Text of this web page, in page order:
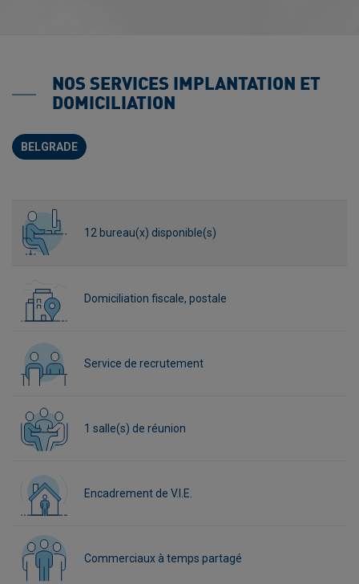
NOS SERVICES IMPLANTATION ET
DOMICILIATION
BELGRADE
12 bureau(x) disponible(s)
Domiciliation fiscale, postale
Service de recrutement
1 salle(s) de réunion
Encadrement de V.I.E.
Commerciaux à temps partagé